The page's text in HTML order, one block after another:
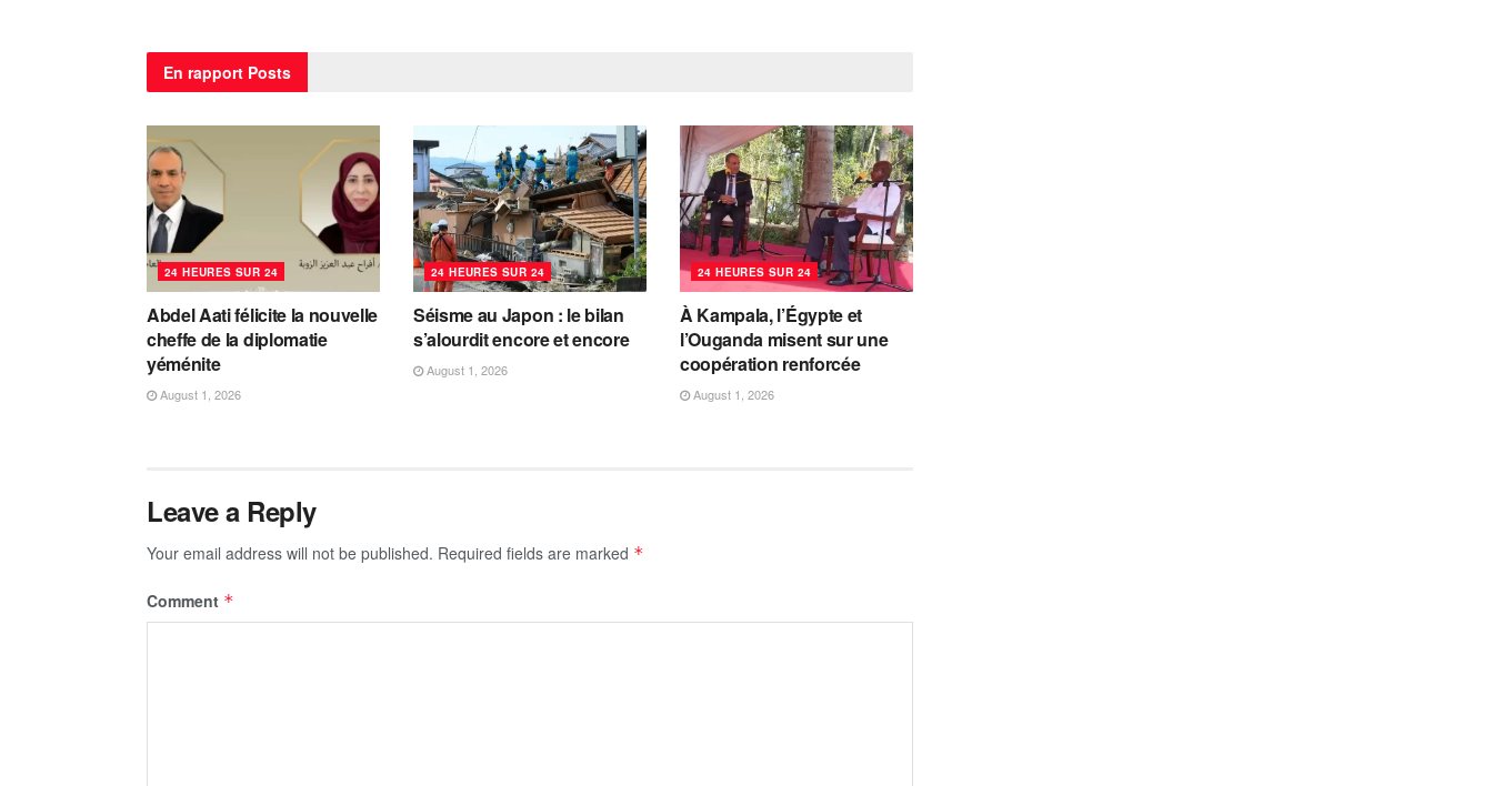
En rapport Posts
24 HEURES SUR 24
Abdel Aati félicite la nouvelle
cheffe de la diplomatie
yéménite
August 1, 2026
24 HEURES SUR 24
Séisme au Japon : le bilan
s’alourdit encore et encore
August 1, 2026
24 HEURES SUR 24
À Kampala, l’Égypte et
l’Ouganda misent sur une
coopération renforcée
August 1, 2026
Leave a Reply
Your email address will not be published. Required fields are marked *
Comment *